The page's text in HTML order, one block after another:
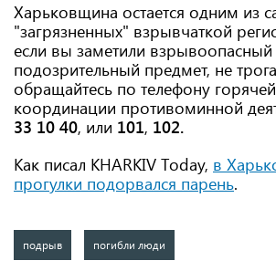
Харьковщина остается одним из
"загрязненных" взрывчаткой
если вы заметили взрывоопасный
подозрительный предмет, не
обращайтесь по телефону
координации противоминной
33 10 40, или 101, 102.
Как писал KHARKIV Tоday, в
прогулки подорвался парень.
подрыв погибли люди